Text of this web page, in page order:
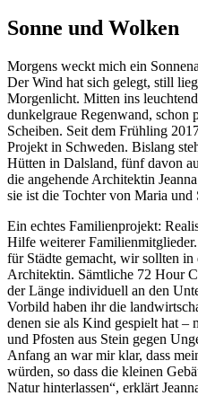
Sonne und Wolken
Morgens weckt mich ein
Der Wind hat sich gelegt, still
Morgenlicht. Mitten ins
dunkelgraue Regenwand, schon
Scheiben. Seit dem Frühling
Projekt in Schweden. Bislang
Hütten in Dalsland, fünf davon
die angehende Architektin
sie ist die Tochter von Maria und
Ein echtes Familienprojekt:
Hilfe weiterer
für Städte gemacht, wir sollten
Architektin. Sämtliche 72 Hour
der Länge individuell an den
Vorbild haben ihr die
denen sie als Kind gespielt hat
und Pfosten aus Stein gegen
Anfang an war mir klar, dass
würden, so dass die kleinen
Natur hinterlassen“, erklärt